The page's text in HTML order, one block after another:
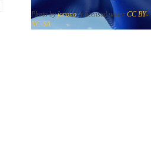
Photo byjoronois licensed under CC BY-
NC-SA